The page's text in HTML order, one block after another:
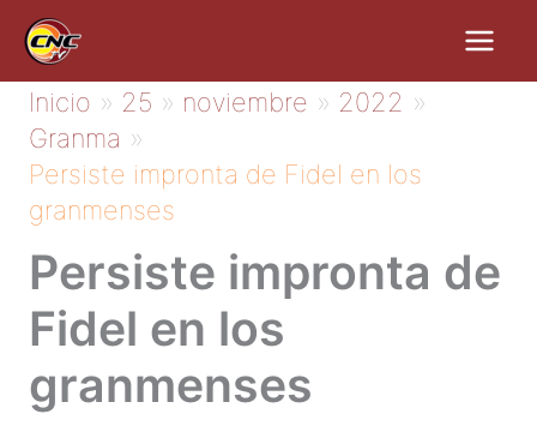
contenido
Inicio 25 noviembre
2022
Granma
Persiste impronta de Fidel en los
granmenses
Persiste impronta de
Fidel en los
granmenses